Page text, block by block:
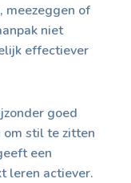
meezeggen of
niet
effectiever
goed
om stil te zitten
een
leren actiever.